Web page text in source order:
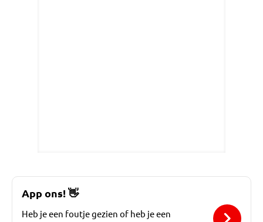
App ons!👋
Heb je een foutje gezien of heb je een